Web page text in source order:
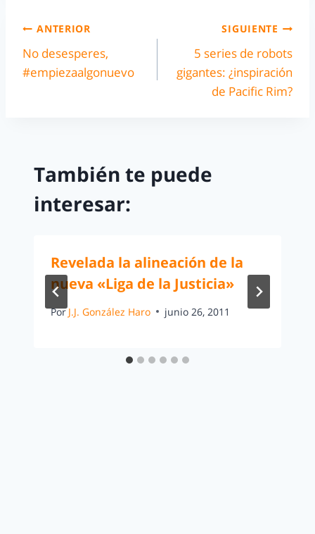
ANTERIOR
No desesperes,
#empiezaalgonuevo
SIGUIENTE
5 series de robots
gigantes: ¿inspiración
de Pacific Rim?
También te puede
interesar:
Revelada la alineación de la
nueva «Liga de la Justicia»
Por J.J. González Haro junio 26, 2011